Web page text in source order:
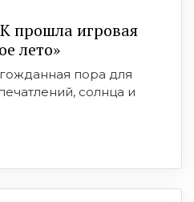
прошла игровая
лето»
пора для
солнца и